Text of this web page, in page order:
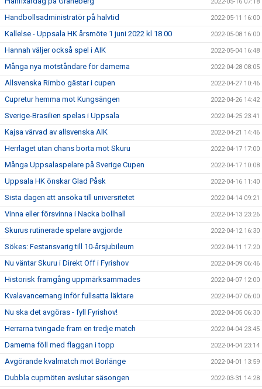
Handbollsadministratör på halvtid 2022-05-11 16:00
Kallelse - Uppsala HK årsmöte 1 juni 2022 kl 18.00 2022-05-08 16:00
Hannah väljer också spel i AIK 2022-05-04 16:48
Många nya motståndare för damerna 2022-04-28 08:05
Allsvenska Rimbo gästar i cupen 2022-04-27 10:46
Cupretur hemma mot Kungsängen 2022-04-26 14:42
Sverige-Brasilien spelas i Uppsala 2022-04-25 23:41
Kajsa värvad av allsvenska AIK 2022-04-21 14:46
Herrlaget utan chans borta mot Skuru 2022-04-17 17:00
Många Uppsalaspelare på Sverige Cupen 2022-04-17 10:08
Uppsala HK önskar Glad Påsk 2022-04-16 11:40
Sista dagen att ansöka till universitetet 2022-04-14 09:21
Vinna eller försvinna i Nacka bollhall 2022-04-13 23:26
Skurus rutinerade spelare avgjorde 2022-04-12 16:30
Sökes: Festansvarig till 10-årsjubileum 2022-04-11 17:20
Nu väntar Skuru i Direkt Off i Fyrishov 2022-04-09 06:46
Historisk framgång uppmärksammades 2022-04-07 12:00
Kvalavancemang inför fullsatta läktare 2022-04-07 06:00
Nu ska det avgöras - fyll Fyrishov! 2022-04-05 06:30
Herrarna tvingade fram en tredje match 2022-04-04 23:45
Damerna föll med flaggan i topp 2022-04-04 23:14
Avgörande kvalmatch mot Borlänge 2022-04-01 13:59
Dubbla cupmöten avslutar säsongen 2022-03-31 14:28